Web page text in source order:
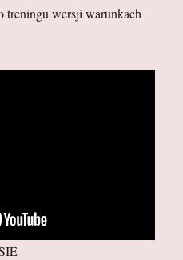
treningu wersji warunkach